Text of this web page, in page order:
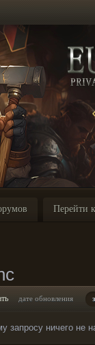
Перейти
дате обновления
запросу ничего не